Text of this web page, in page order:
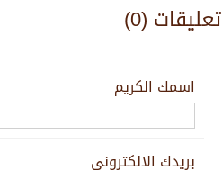
تعليقات (0)
اسمك الكريم
بريدك الالكتروني